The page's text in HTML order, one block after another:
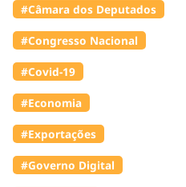
#Câmara dos Deputados
#Congresso Nacional
#Covid-19
#Economia
#Exportações
#Governo Digital